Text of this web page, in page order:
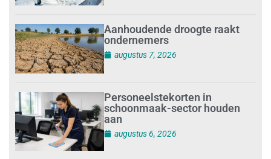
Aanhoudende droogte raakt
ondernemers
augustus 7, 2026
Personeelstekorten in
schoonmaak-sector houden
aan
augustus 6, 2026